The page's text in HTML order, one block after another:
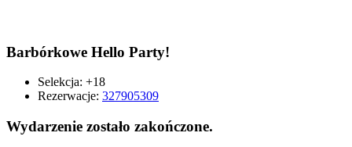
Barbórkowe Hello Party!
Selekcja: +18
Rezerwacje: 327905309
Wydarzenie zostało zakończone.